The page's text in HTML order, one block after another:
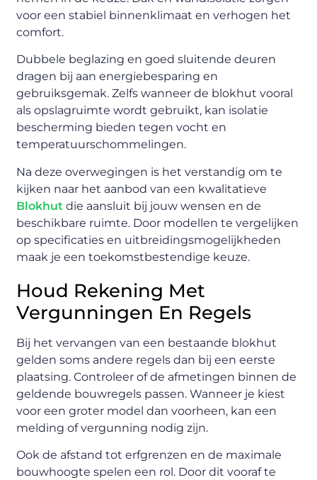
voor een stabiel binnenklimaat en verhogen het
comfort.
Dubbele beglazing en goed sluitende deuren
dragen bij aan energiebesparing en
gebruiksgemak. Zelfs wanneer de blokhut vooral
als opslagruimte wordt gebruikt, kan isolatie
bescherming bieden tegen vocht en
temperatuurschommelingen.
Na deze overwegingen is het verstandig om te
kijken naar het aanbod van een kwalitatieve
Blokhut die aansluit bij jouw wensen en de
beschikbare ruimte. Door modellen te vergelijken
op specificaties en uitbreidingsmogelijkheden
maak je een toekomstbestendige keuze.
Houd Rekening Met
Vergunningen En Regels
Bij het vervangen van een bestaande blokhut
gelden soms andere regels dan bij een eerste
plaatsing. Controleer of de afmetingen binnen de
geldende bouwregels passen. Wanneer je kiest
voor een groter model dan voorheen, kan een
melding of vergunning nodig zijn.
Ook de afstand tot erfgrenzen en de maximale
bouwhoogte spelen een rol. Door dit vooraf te